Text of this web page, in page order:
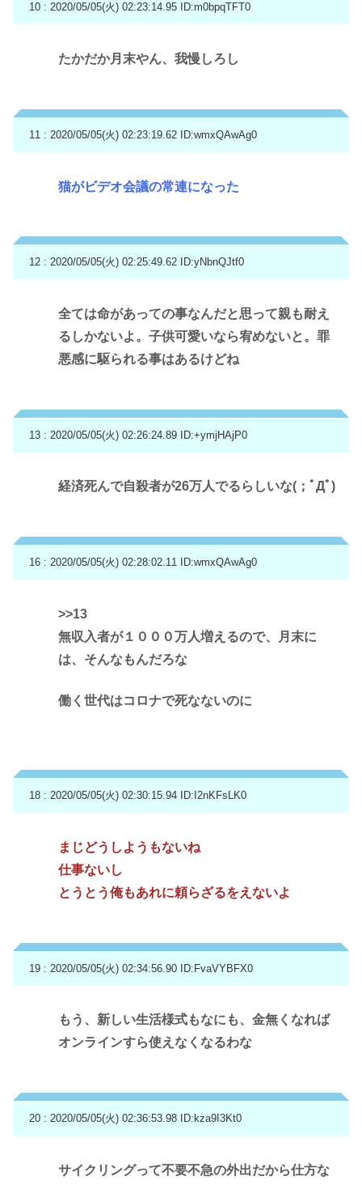
10 : 2020/05/05(火) 02:23:14.95 ID:m0bpqTFT0
たかだか月末やん、我慢しろし
11 : 2020/05/05(火) 02:23:19.62 ID:wmxQAwAg0
猫がビデオ会議の常連になった
12 : 2020/05/05(火) 02:25:49.62 ID:yNbnQJtf0
全ては命があっての事なんだと思って親も耐え
るしかないよ。子供可愛いなら宥めないと。罪
悪感に駆られる事はあるけどね
13 : 2020/05/05(火) 02:26:24.89 ID:+ymjHAjP0
経済死んで自殺者が26万人でるらしいな(；ﾟДﾟ)
16 : 2020/05/05(火) 02:28:02.11 ID:wmxQAwAg0
>>13
無収入者が１０００万人増えるので、月末に
は、そんなもんだろな
働く世代はコロナで死なないのに
18 : 2020/05/05(火) 02:30:15.94 ID:I2nKFsLK0
まじどうしようもないね
仕事ないし
とうとう俺もあれに頼らざるをえないよ
19 : 2020/05/05(火) 02:34:56.90 ID:FvaVYBFX0
もう、新しい生活様式もなにも、金無くなれば
オンラインすら使えなくなるわな
20 : 2020/05/05(火) 02:36:53.98 ID:kza9I3Kt0
サイクリングって不要不急の外出だから仕方な